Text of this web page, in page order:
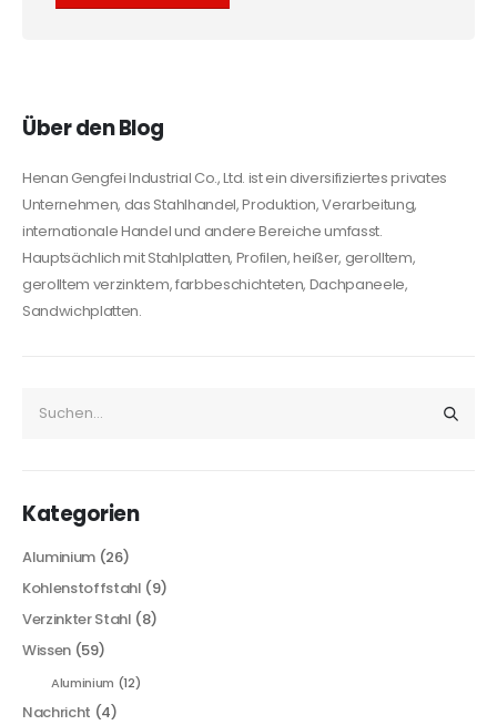
Über den Blog
Henan Gengfei Industrial Co., Ltd. ist ein diversifiziertes privates
Unternehmen, das Stahlhandel, Produktion, Verarbeitung,
internationale Handel und andere Bereiche umfasst.
Hauptsächlich mit Stahlplatten, Profilen, heißer, gerolltem,
gerolltem verzinktem, farbbeschichteten, Dachpaneele,
Sandwichplatten.
Kategorien
Aluminium (26)
Kohlenstoffstahl (9)
Verzinkter Stahl (8)
Wissen (59)
Aluminium (12)
Nachricht (4)